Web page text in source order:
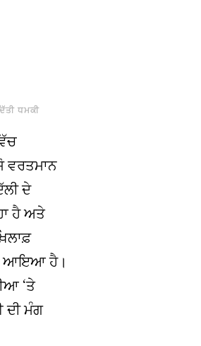
ਧਮਕੀ
ਵਰਤਮਾਨ
ਦੇ
ਹੈ ਅਤੇ
ਆਇਆ ਹੈ।
‘ਤੇ
ਦੀ ਮੰਗ